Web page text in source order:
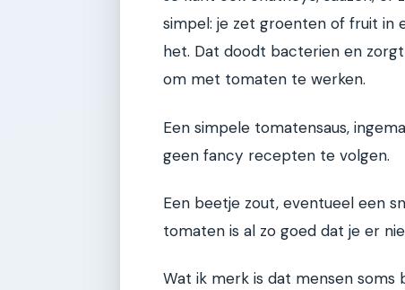
simpel: je zet groenten of fruit in
het. Dat doodt bacterien en
om met tomaten te werken.
Een simpele tomatensaus,
geen fancy recepten te volgen.
Een beetje zout, eventueel een
tomaten is al zo goed dat je er
Wat ik merk is dat mensen soms